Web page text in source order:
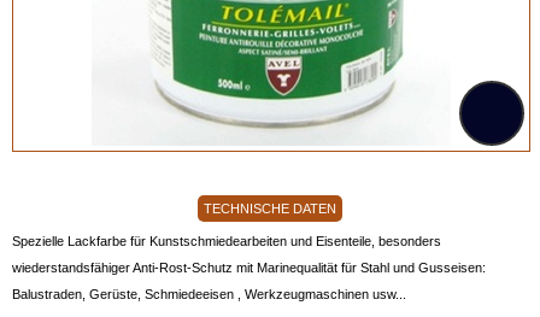
TECHNISCHE DATEN
Spezielle Lackfarbe für Kunstschmiedearbeiten und Eisenteile, besonders
wiederstandsfähiger Anti-Rost-Schutz mit Marinequalität für Stahl und Gusseisen:
Balustraden, Gerüste, Schmiedeeisen , Werkzeugmaschinen usw...